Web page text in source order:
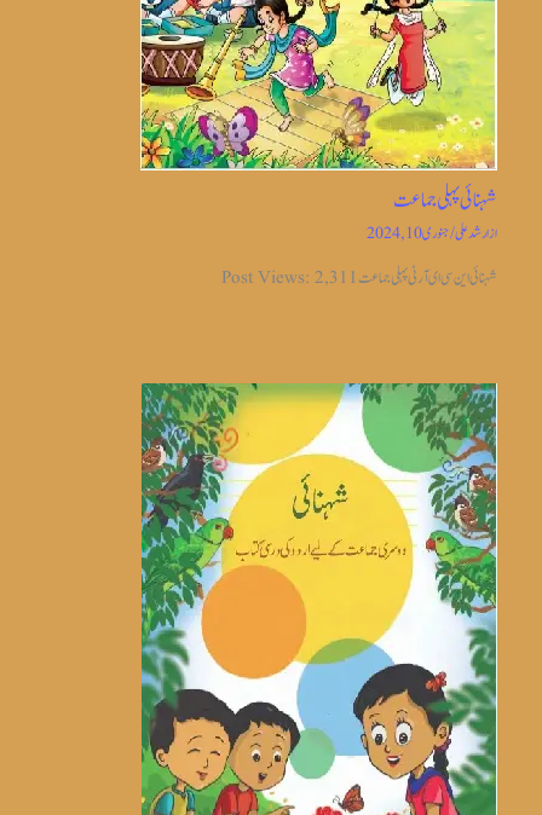
شہنائی پہلی جماعت
ازارشد علی/جنوری 10, 2024
شہنائی این سی ای آر ٹی پہلی جماعت Post Views: 2,311